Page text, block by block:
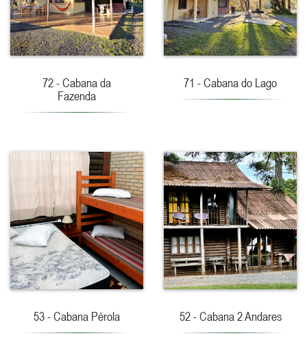
72 - Cabana da
Fazenda
71 - Cabana do Lago
53 - Cabana Pérola 52 - Cabana 2 Andares